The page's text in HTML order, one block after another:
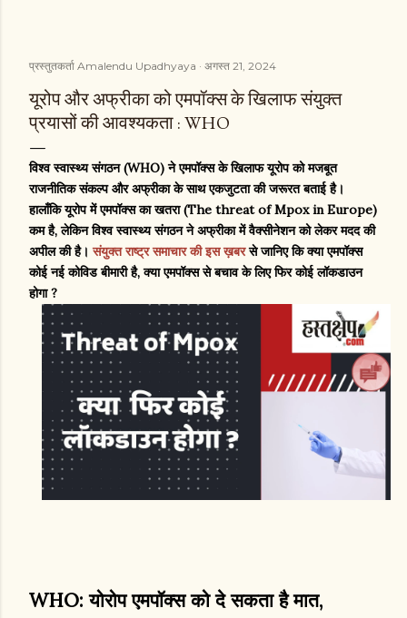
प्रस्तुतकर्ता Amalendu Upadhyaya अगस्त 21, 2024
यूरोप और अफ्रीका को एमपॉक्स के खिलाफ संयुक्त
प्रयासों की आवश्यकता : WHO
विश्व स्वास्थ्य संगठन (WHO) ने एमपॉक्स के खिलाफ यूरोप को मजबूत
राजनीतिक संकल्प और अफ्रीका के साथ एकजुटता की जरूरत बताई है।
हालाँकि यूरोप में एमपॉक्स का खतरा (The threat of Mpox in Europe)
कम है, लेकिन विश्व स्वास्थ्य संगठन ने अफ्रीका में वैक्सीनेशन को लेकर मदद की
अपील की है।संयुक्त राष्ट्र समाचार की इस ख़बरसे जानिए कि क्या एमपॉक्स
कोई नई कोविड बीमारी है, क्या एमपॉक्स से बचाव के लिए फिर कोई लॉकडाउन
होगा ?
WHO: योरोप एमपॉक्स को दे सकता है मात,